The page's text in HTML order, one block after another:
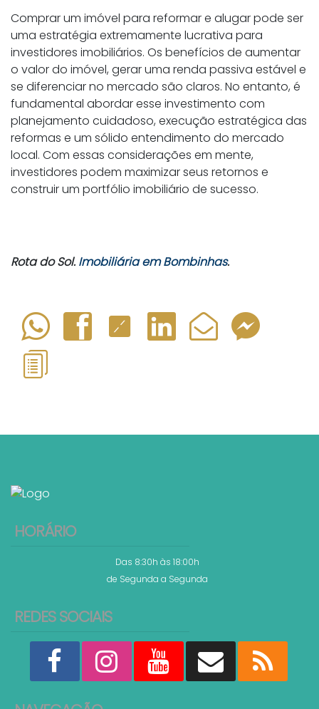
Comprar um imóvel para reformar e alugar pode ser
uma estratégia extremamente lucrativa para
investidores imobiliários. Os benefícios de aumentar
o valor do imóvel, gerar uma renda passiva estável e
se diferenciar no mercado são claros. No entanto, é
fundamental abordar esse investimento com
planejamento cuidadoso, execução estratégica das
reformas e um sólido entendimento do mercado
local. Com essas considerações em mente,
investidores podem maximizar seus retornos e
construir um portfólio imobiliário de sucesso.
Rota do Sol. Imobiliária em Bombinhas.
HORÁRIO
Das 8:30h às 18:00h
de Segunda a Segunda
REDES SOCIAIS